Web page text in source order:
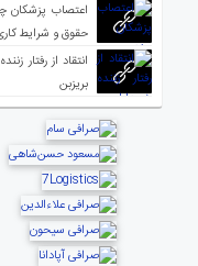
اعتصاب پزشکان
حقوق و شرایط
انتقاد از رفتار
بریزبن